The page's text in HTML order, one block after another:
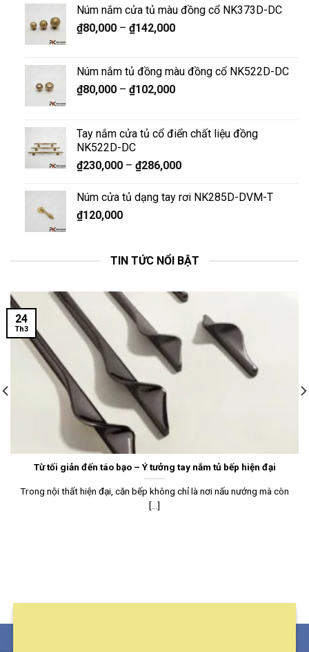
Núm nắm cửa tủ màu đồng cổ NK373D-DC
₫80,000– ₫142,000
Núm nắm tủ đồng màu đồng cổ NK522D-DC
₫80,000– ₫102,000
Tay nắm cửa tủ cổ điển chất liệu đồng
NK522D-DC
₫230,000– ₫286,000
Núm cửa tủ dạng tay rơi NK285D-DVM-T
₫120,000
TIN TỨC NỔI BẬT
Từ tối giản đến táo bạo – Ý tưởng tay nắm tủ bếp hiện đại
Trong nội thất hiện đại, căn bếp không chỉ là nơi nấu nướng mà còn
[...]
24
Th3